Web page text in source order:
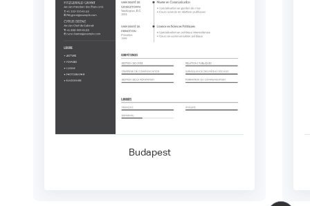
Budapest